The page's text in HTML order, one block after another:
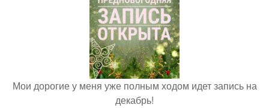
Мои дорогие у меня уже полным ходом идет запись на
декабрь!